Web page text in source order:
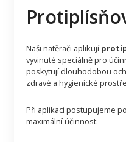
Naši natěrači aplikují
vyvinuté speciálně pro
poskytují dlouhodobou
zdravé a hygienické
Při aplikaci postupujeme
maximální účinnost: